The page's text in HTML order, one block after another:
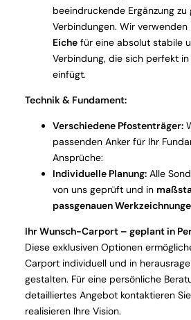
beeindruckende Ergänzung zu
Verbindungen. Wir verwenden
Eichefür eine absolut stabile
Verbindung, die sich perfekt
einfügt.
Technik & Fundament:
Verschiedene Pfostenträger:
passenden Anker für Ihr
Ansprüche:
Individuelle Planung:Alle
von uns geprüft und in
passgenauen
Ihr Wunsch-Carport – geplant in
Diese exklusiven Optionen
Carport individuell und in
gestalten. Für eine persönliche
detailliertes Angebot kontaktieren
realisieren Ihre Vision.